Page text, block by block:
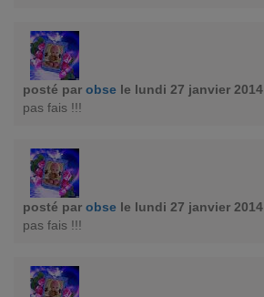
posté par obse le lundi 27 janvier 2014
pas fais !!!
posté par obse le lundi 27 janvier 2014
pas fais !!!